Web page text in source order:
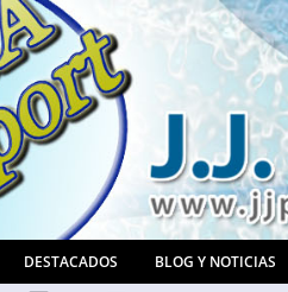
DESTACADOS BLOG Y NOTICIAS